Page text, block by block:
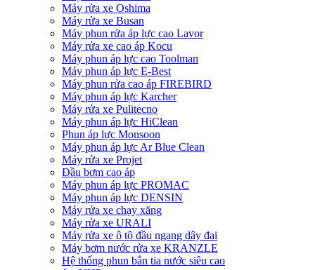
Máy rửa xe Oshima
Máy rửa xe Busan
Máy phun rửa áp lực cao Lavor
Máy rửa xe cao áp Kocu
Máy phun áp lực cao Toolman
Máy phun áp lực E-Best
Máy phun rửa cao áp FIREBIRD
Máy phun áp lực Karcher
Máy rửa xe Pulitecno
Máy phun áp lực HiClean
Phun áp lực Monsoon
Máy phun áp lực Ar Blue Clean
Máy rửa xe Projet
Đầu bơm cao áp
Máy phun áp lực PROMAC
Máy phun áp lực DENSIN
Máy rửa xe chạy xăng
Máy rửa xe URALI
Máy rửa xe ô tô đầu ngang dây đai
Máy bơm nước rửa xe KRANZLE
Hệ thống phun bắn tia nước siêu cao